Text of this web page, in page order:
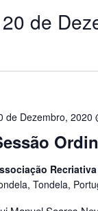
20 de
de Dezembro, 2020
Tondela,